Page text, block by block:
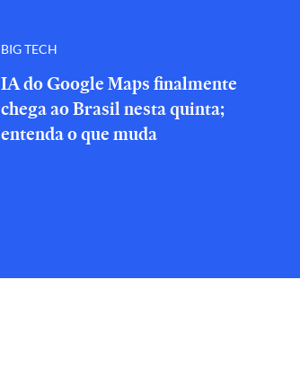
BIG TECH
IA do Google Maps finalmente
chega ao Brasil nesta quinta;
entenda o que muda